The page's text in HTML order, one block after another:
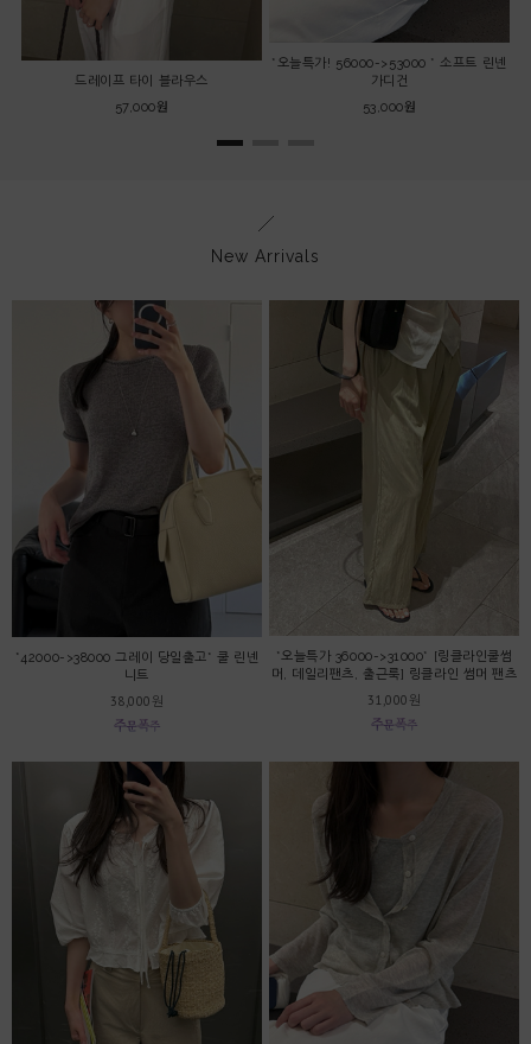
드레이프 타이 블라우스
57,000원
*오늘특가! 56000->53000 * 소프트 린넨
가디건
53,000원
New Arrivals
*42000->38000 그레이 당일출고* 쿨 린넨
니트
38,000원
*오늘특가 36000->31000* [링클라인쿨썸
머, 데일리팬츠, 출근룩] 링클라인 썸머 팬츠
31,000원